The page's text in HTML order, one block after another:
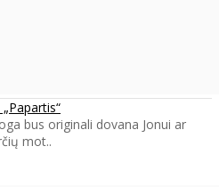
bus originali dovana Jonui ar
mot..